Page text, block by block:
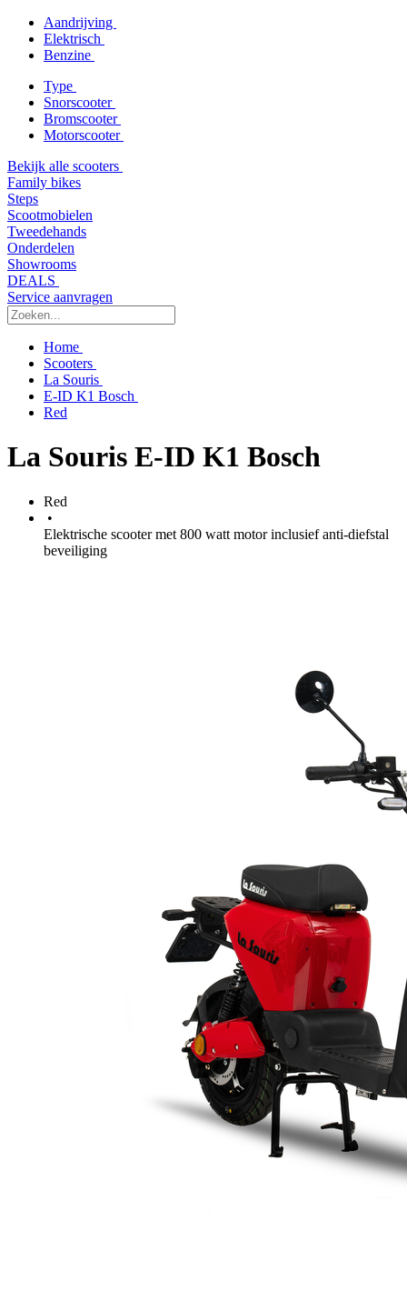
Aandrijving
Elektrisch
Benzine
Type
Snorscooter
Bromscooter
Motorscooter
Bekijk alle scooters
Family bikes
Steps
Scootmobielen
Tweedehands
Onderdelen
Showrooms
DEALS
Service aanvragen
Home
Scooters
La Souris
E-ID K1 Bosch
Red
La Souris E-ID K1 Bosch
Red
•
Elektrische scooter met 800 watt motor inclusief anti-diefstal
beveiliging